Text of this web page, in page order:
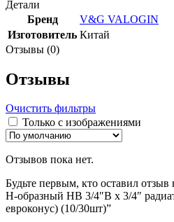
Детали
Бренд
V&G VALOGIN
Изготовитель Китай
Отзывы (0)
Отзывы
Очистить фильтры
Только с изображениями
Отзывов пока нет.
Будьте первым, кто оставил
Н-образный НВ 3/4″В х 3/4″
евроконус) (10/30шт)”